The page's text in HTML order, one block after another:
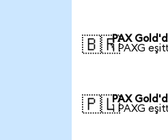
🇧🇷PAX
1 PAXG
🇵🇱PAX
1 PAXG